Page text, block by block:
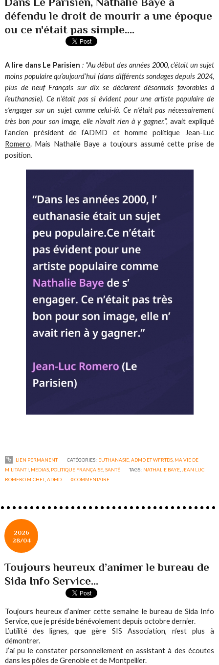
défendu le droit de mourir a une époque
ou ce n'était pas simple....
A lire dans Le Parisien : “Au début des années 2000, c’était un sujet
moins populaire qu’aujourd’hui (dans différents sondages depuis 2024,
plus de neuf Français sur dix se déclarent désormais favorables à
l’euthanasie). Ce n’était pas si évident pour une artiste populaire de
s’engager sur un sujet comme celui-là. Ce n’était pas nécessairement
très bon pour son image, elle n’avait rien à y gagner.”, avait expliqué
l’ancien président de l’ADMD et homme politique
Jean-Luc
Romero. Mais Nathalie Baye a toujours assumé cette prise de
position.
LIEN PERMANENT CATÉGORIES : EUTHANASIE, ADMD ET WFRTDS, MA VIE DE
MILITANT ! MEDIAS POLITIQUE FRANÇAISE ,SANTÉ TAGS : NATHALIE BAYE JEAN LUC
ROMERO MICHEL ,ADMD 0COMMENTAIRE
2026
28/04
Toujours heureux d’animer le bureau de
Sida Info Service...
Toujours heureux d’animer cette semaine le bureau de Sida Info
Service, que je préside bénévolement depuis octobre dernier.
L’utilité des lignes, que gère SIS Association, n’est plus à
démontrer.
J’ai pu le constater personnellement en assistant à des écoutes
dans les pôles de Grenoble et de Montpellier.